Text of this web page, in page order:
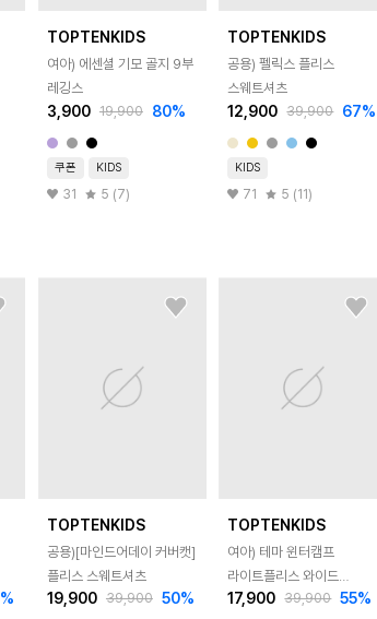
TOPTENKIDS
여아) 에센셜 기모 골지 9부
레깅스
3,900 19,900 80%
쿠폰 KIDS
31 5 (7)
TOPTENKIDS
공용) 펠릭스 플리스
스웨트셔츠
12,900 39,900 67%
KIDS
71 5 (11)
%
TOPTENKIDS
공용)[마인드어데이 커버캣]
플리스 스웨트셔츠
19,900 39,900 50%
TOPTENKIDS
여아) 테마 윈터캠프
라이트플리스 와이드
스웨트팬츠
17,900 39,900 55%